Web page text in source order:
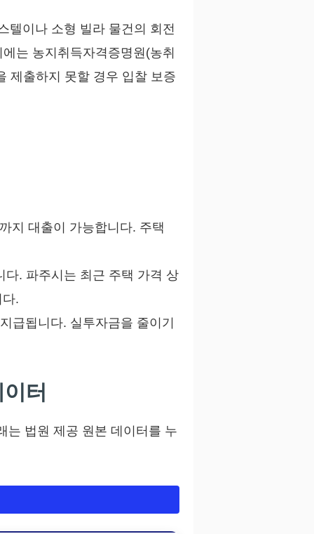
텔이나 소형 빌라 물건의 회전
는 농지취득자격증명원(농취
제출하지 못할 경우 입찰 보증
지 대출이 가능합니다. 주택
. 파주시는 최근 주택 가격 상
.
급됩니다. 실투자금을 줄이기
터
는 법원 제공 원본 데이터를 누